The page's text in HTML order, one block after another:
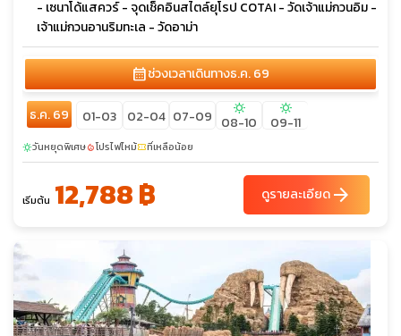
- เซนาโด้แสควร์ - จุดเช็คอินสไตล์ยุโรป COTAI - วัดเจ้าแม่กวนอิม -
เจ้าแม่กวนอานริมทะเล - วัดอาม่า
calendar_monthช่วงเวลาเดินทางธ.ค. 69
ธ.ค. 69 01-03 02-04 07-09 sunny
08-10
sunny
09-11
sunnyวันหยุดพิเศษlocal_fire_departmentโปรไฟไหม้confirmation_numberที่เหลือน้อย
เริ่มต้น 12,788 ฿ ดูรายละเอียดarrow_forward